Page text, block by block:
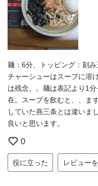
麺：6分、トッピング：刻
チャーシューはスープに溶
は残念。。麺は表記より1
在。スープを飲むと、、ま
していた燕三条とは違いま
良いと思います。
0
役に立った レビュー